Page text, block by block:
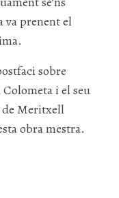
va prenent el
sobre
i el seu
Meritxell
obra mestra.